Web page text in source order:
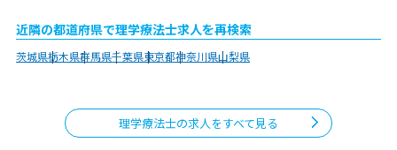
近隣の都道府県で理学療法士求人を再検索
茨城県栃木県群馬県千葉県東京都神奈川県山梨県
理学療法士の求人をすべて見る